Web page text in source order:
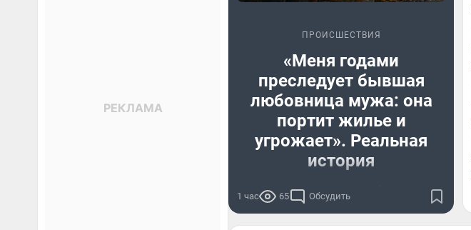
ПРОИСШЕСТВИЯ
«Меня годами
преследует бывшая
любовница мужа: она
портит жилье и
угрожает». Реальная
история
Вторая сторона конфликта
отрицает, что занимается
сталкерством
1 час 65 Обсудить